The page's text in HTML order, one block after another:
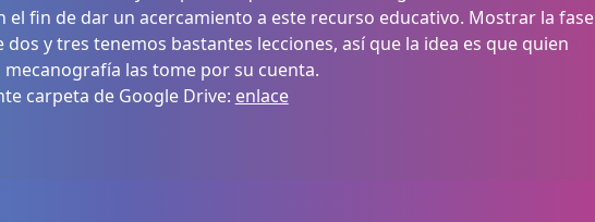
el fin de dar un acercamiento a este recurso educativo. Mostrar la fase
y tres tenemos bastantes lecciones, así que la idea es que quien
las tome por su cuenta.
carpeta de Google Drive: enlace